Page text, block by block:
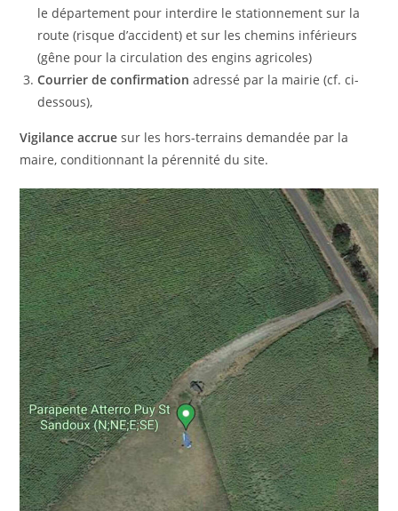
le département pour interdire le stationnement sur la
route (risque d’accident) et sur les chemins inférieurs
(gêne pour la circulation des engins agricoles)
Courrier de confirmation adressé par la mairie (cf. ci-
dessous),
Vigilance accrue sur les hors-terrains demandée par la
maire, conditionnant la pérennité du site.